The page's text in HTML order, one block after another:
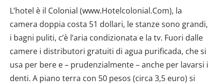
L’hotel è il Colonial (www.Hotelcolonial.Com), la
camera doppia costa 51 dollari, le stanze sono grandi,
i bagni puliti, c’è l’aria condizionata e la tv. Fuori dalle
camere i distributori gratuiti di agua purificada, che si
usa per bere e – prudenzialmente – anche per lavarsi i
denti. A piano terra con 50 pesos (circa 3,5 euro) si